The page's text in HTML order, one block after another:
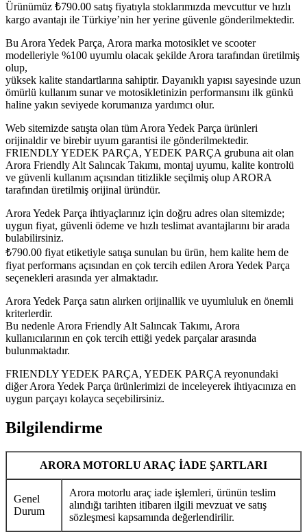
Ürünümüz ₺790.00 satış fiyatıyla stoklarımızda mevcuttur ve hızlı
kargo avantajı ile Türkiye’nin her yerine güvenle gönderilmektedir.
Bu Arora Yedek Parça, Arora marka motosiklet ve scooter
modelleriyle %100 uyumlu olacak şekilde Arora tarafından üretilmiş
olup,
yüksek kalite standartlarına sahiptir. Dayanıklı yapısı sayesinde uzun
ömürlü kullanım sunar ve motosikletinizin performansını ilk günkü
haline yakın seviyede korumanıza yardımcı olur.
Web sitemizde satışta olan tüm Arora Yedek Parça ürünleri
orijinaldir ve birebir uyum garantisi ile gönderilmektedir.
FRIENDLY YEDEK PARÇA, YEDEK PARÇA grubuna ait olan
Arora Friendly Alt Salıncak Takımı, montaj uyumu, kalite kontrolü
ve güvenli kullanım açısından titizlikle seçilmiş olup ARORA
tarafından üretilmiş orijinal üründür.
Arora Yedek Parça ihtiyaçlarınız için doğru adres olan sitemizde;
uygun fiyat, güvenli ödeme ve hızlı teslimat avantajlarını bir arada
bulabilirsiniz.
₺790.00 fiyat etiketiyle satışa sunulan bu ürün, hem kalite hem de
fiyat performans açısından en çok tercih edilen Arora Yedek Parça
seçenekleri arasında yer almaktadır.
Arora Yedek Parça satın alırken orijinallik ve uyumluluk en önemli
kriterlerdir.
Bu nedenle Arora Friendly Alt Salıncak Takımı, Arora
kullanıcılarının en çok tercih ettiği yedek parçalar arasında
bulunmaktadır.
FRIENDLY YEDEK PARÇA, YEDEK PARÇA reyonundaki
diğer Arora Yedek Parça ürünlerimizi de inceleyerek ihtiyacınıza en
uygun parçayı kolayca seçebilirsiniz.
Bilgilendirme
ARORA MOTORLU ARAÇ İADE ŞARTLARI
Genel
Durum
Arora motorlu araç iade işlemleri, ürünün teslim
alındığı tarihten itibaren ilgili mevzuat ve satış
sözleşmesi kapsamında değerlendirilir.